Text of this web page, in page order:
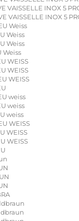
VAISSELLE INOX 5
VAISSELLE INOX 5
Weiss
Weiss
Weiss
Weiss
WEISS
WEISS
WEISS
weiss
weiss
weiss
WEISS
WEISS
WEISS